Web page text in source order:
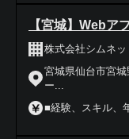
【宮城】Webア
株式会社シムネッ
宮城県仙台市宮
ー...
■経験、スキル、